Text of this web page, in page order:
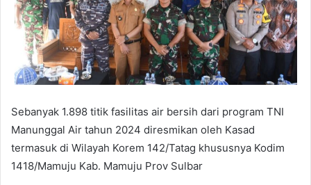
Sebanyak 1.898 titik fasilitas air bersih dari program TNI
Manunggal Air tahun 2024 diresmikan oleh Kasad
termasuk di Wilayah Korem 142/Tatag khususnya Kodim
1418/Mamuju Kab. Mamuju Prov Sulbar